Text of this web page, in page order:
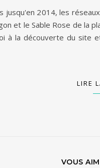
jusqu'en 2014, les
et le Sable Rose de la
à la découverte du
LIRE
VOUS